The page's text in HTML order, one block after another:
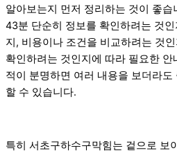
알아보는지 먼저 정리하는 것이 좋
43분 단순히 정보를 확인하려는 것
지, 비용이나 조건을 비교하려는 것
확인하려는 것인지에 따라 필요한
적이 분명하면 여러 내용을 보더라
할 수 있습니다.
특히 서초구하수구막힘는 겉으로 보